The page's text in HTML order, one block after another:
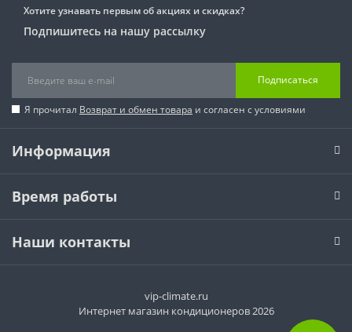
Хотите узнавать первым об акциях и скидках?
Подпишитесь на нашу рассылку
Подписаться
Я прочитал Возврат и обмен товара и согласен с условиями
Информация
Время работы
Наши контакты
vip-climate.ru
Интернет магазин кондиционеров 2026